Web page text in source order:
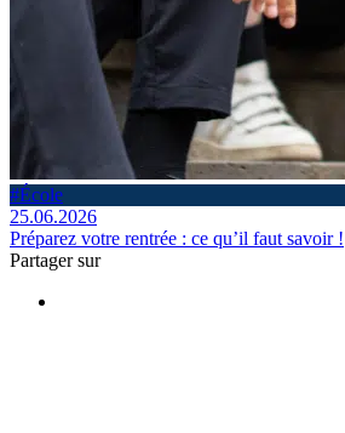
#École
25.06.2026
Préparez votre rentrée : ce qu’il faut savoir !
Partager sur